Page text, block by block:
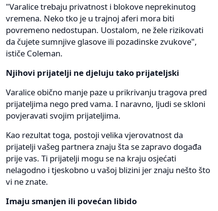
"Varalice trebaju privatnost i blokove neprekinutog
vremena. Neko tko je u trajnoj aferi mora biti
povremeno nedostupan. Uostalom, ne žele rizikovati
da čujete sumnjive glasove ili pozadinske zvukove",
ističe Coleman.
Njihovi prijatelji ne djeluju tako prijateljski
Varalice obično manje paze u prikrivanju tragova pred
prijateljima nego pred vama. I naravno, ljudi se skloni
povjeravati svojim prijateljima.
Kao rezultat toga, postoji velika vjerovatnost da
prijatelji vašeg partnera znaju šta se zapravo događa
prije vas. Ti prijatelji mogu se na kraju osjećati
nelagodno i tjeskobno u vašoj blizini jer znaju nešto što
vi ne znate.
Imaju smanjen ili povećan libido